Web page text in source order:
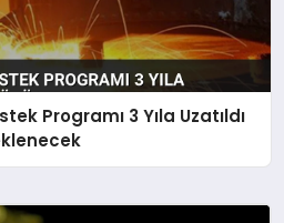
Programı 3 Yıla Uzatıldı